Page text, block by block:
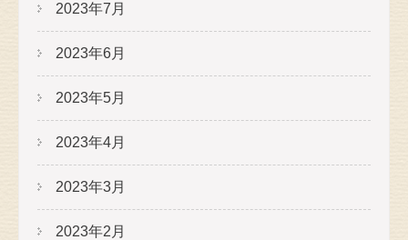
2023年7月
2023年6月
2023年5月
2023年4月
2023年3月
2023年2月